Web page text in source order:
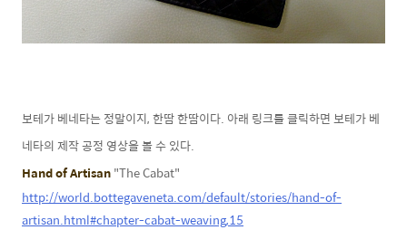
보테가 베네타는 정말이지, 한땀 한땀이다. 아래 링크를 클릭하면 보테가 베
네타의 제작 공정 영상을 볼 수 있다.
Hand of Artisan"The Cabat"
http://world.bottegaveneta.com/default/stories/hand-of-
artisan.html#chapter-cabat-weaving,15